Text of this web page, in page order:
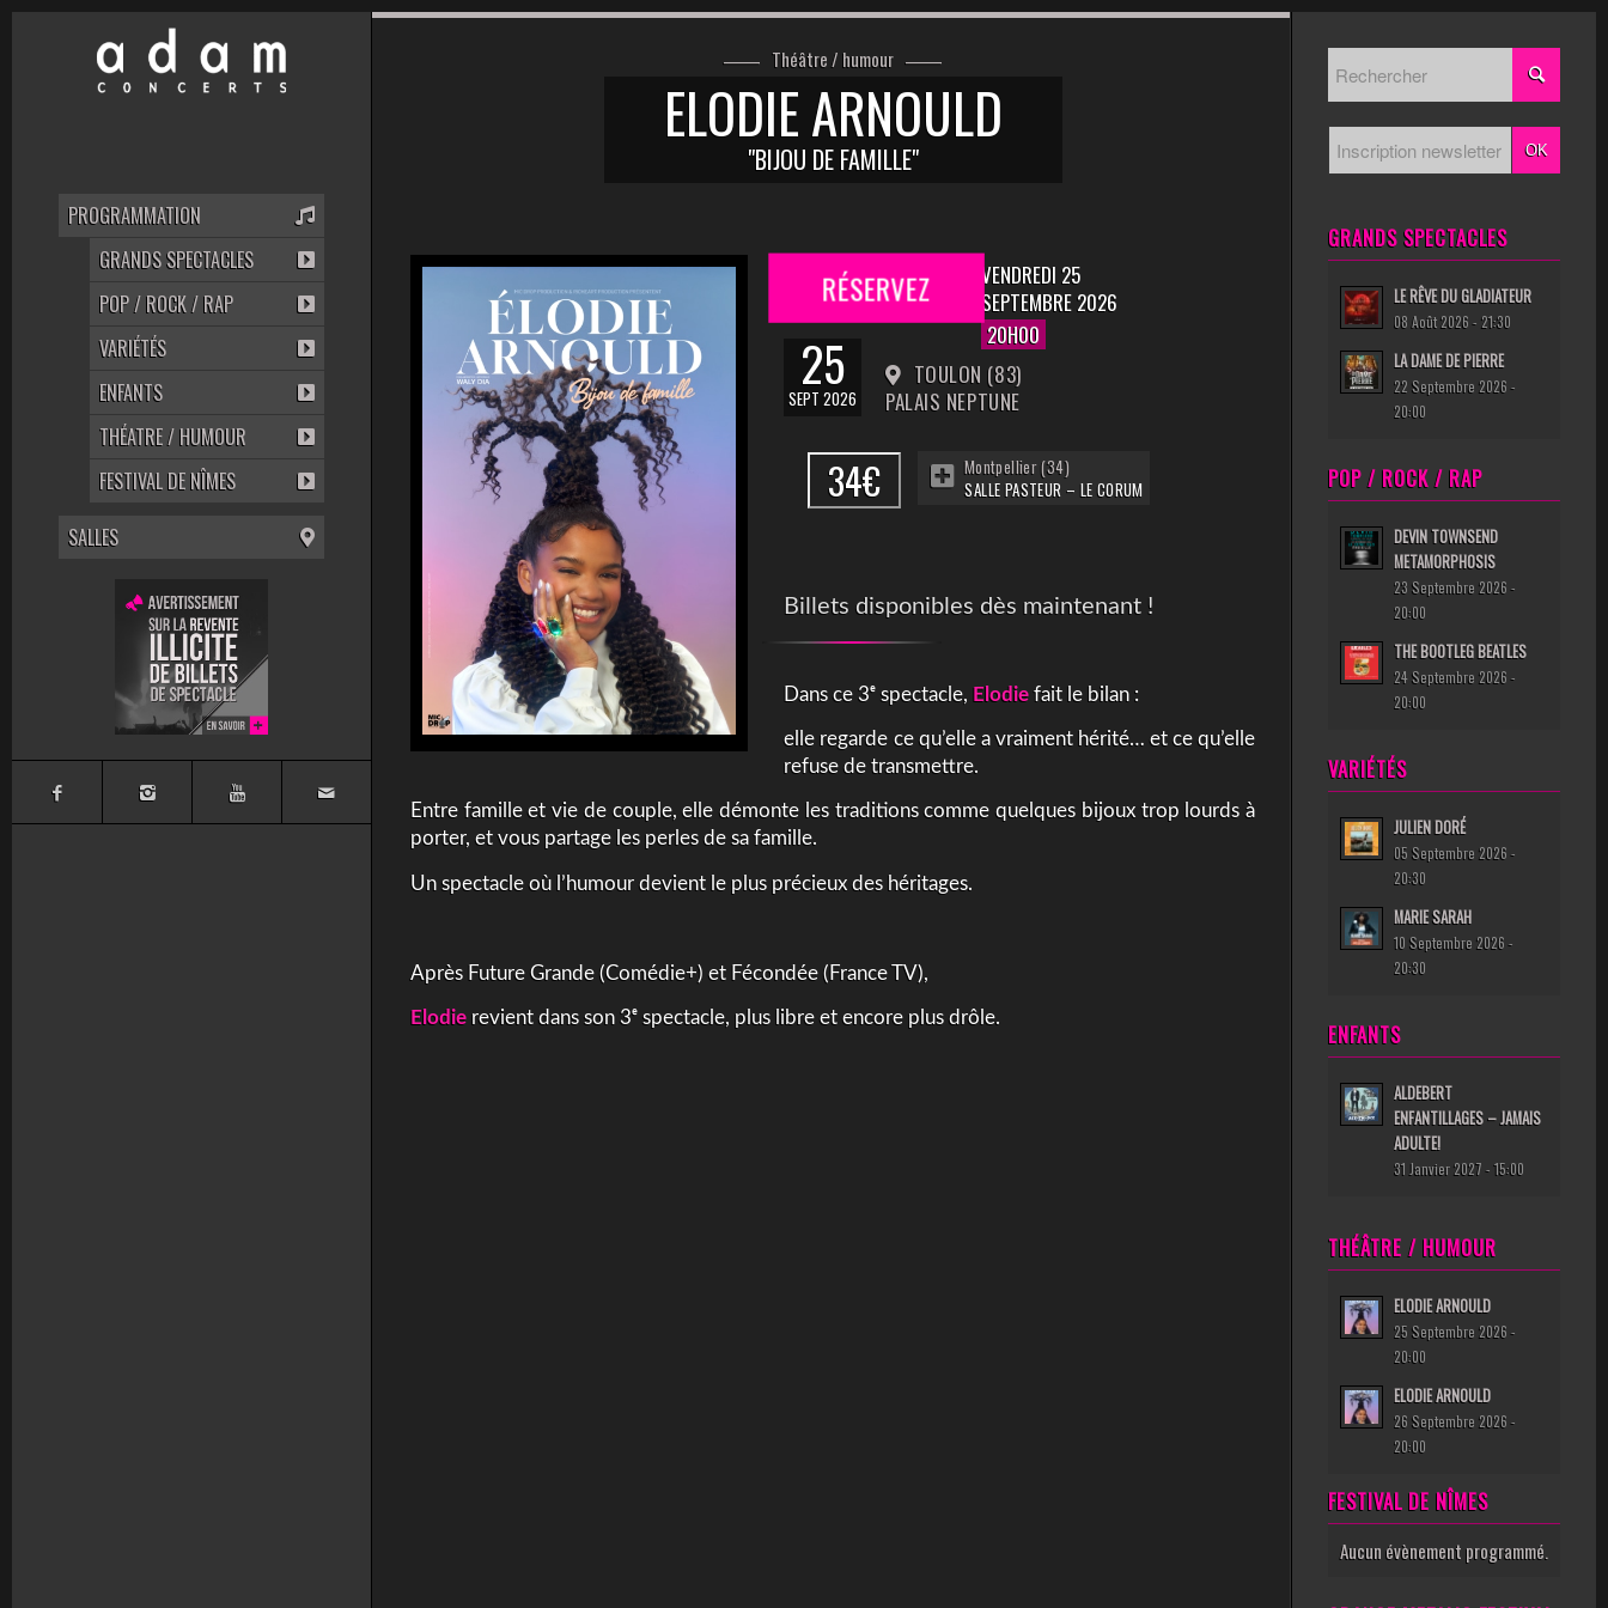
PROGRAMMATION
GRANDS SPECTACLES
POP / ROCK / RAP
VARIÉTÉS
ENFANTS
THÉATRE / HUMOUR
FESTIVAL DE NÎMES
SALLES
Théâtre / humour
ELODIE ARNOULD
"BIJOU DE FAMILLE"
RÉSERVEZ
25
SEPT 2026
VENDREDI 25
SEPTEMBRE 2026
20H00
TOULON (83)
PALAIS NEPTUNE
34€
Montpellier (34)
SALLE PASTEUR – LE CORUM
Billets disponibles dès maintenant !
Dans ce 3ᵉ spectacle, Elodie fait le bilan :
elle regarde ce qu’elle a vraiment hérité… et ce qu’elle
refuse de transmettre.
Entre famille et vie de couple, elle démonte les traditions comme quelques bijoux trop lourds à
porter, et vous partage les perles de sa famille.
Un spectacle où l’humour devient le plus précieux des héritages.
Après Future Grande (Comédie+) et Fécondée (France TV),
Elodie revient dans son 3ᵉ spectacle, plus libre et encore plus drôle.
GRANDS SPECTACLES
LE RÊVE DU GLADIATEUR
08 Août 2026 - 21:30
LA DAME DE PIERRE
22 Septembre 2026 -
20:00
POP / ROCK / RAP
DEVIN TOWNSEND
METAMORPHOSIS
23 Septembre 2026 -
20:00
THE BOOTLEG BEATLES
24 Septembre 2026 -
20:00
VARIÉTÉS
JULIEN DORÉ
05 Septembre 2026 -
20:30
MARIE SARAH
10 Septembre 2026 -
20:30
ENFANTS
ALDEBERT
ENFANTILLAGES – JAMAIS
ADULTE!
31 Janvier 2027 - 15:00
THÉÂTRE / HUMOUR
ELODIE ARNOULD
25 Septembre 2026 -
20:00
ELODIE ARNOULD
26 Septembre 2026 -
20:00
FESTIVAL DE NÎMES
Aucun évènement programmé.